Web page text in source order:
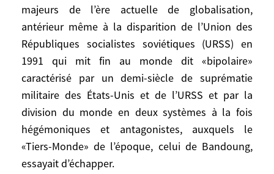
majeurs de l’ère actuelle de globalisation,
antérieur même à la disparition de l’Union des
Républiques socialistes soviétiques (URSS) en
1991 qui mit fin au monde dit «bipolaire»
caractérisé par un demi-siècle de suprématie
militaire des États-Unis et de l’URSS et par la
division du monde en deux systèmes à la fois
hégémoniques et antagonistes, auxquels le
«Tiers-Monde» de l’époque, celui de Bandoung,
essayait d’échapper.
les autres grands pays coexistent
désormais en tant que puissances dans le
même monde. Cela n‘était jamais arrivé
auparavant. C’est là un des aspects
majeurs de l’ère actuelle de globalisation,
antérieur même à la disparition de l’Union
des Républiques socialistes soviétiques
(URSS) en 1991 qui mit fin au monde dit
«bipolaire» caractérisé par un demi-siècle
de suprématie militaire des États-Unis et
de l’URSS et par la division du monde en